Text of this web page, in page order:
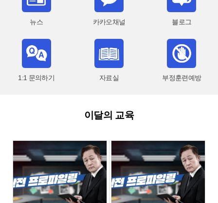
뉴스 카카오채널 블로그
1:1 문의하기 자료실 부정훈련예방
이달의 교육